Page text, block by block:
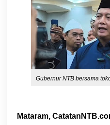
Gubernur NTB bersama
Mataram,